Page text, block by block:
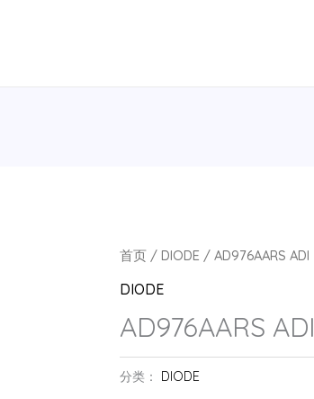
首页 /DIODE / AD976AARS ADI
DIODE
AD976AARS ADI
分类： DIODE